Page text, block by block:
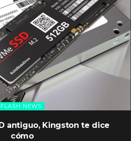
FLASH NEWS
antiguo, Kingston te dice
cómo